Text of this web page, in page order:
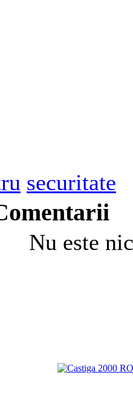
securitate
Nu este